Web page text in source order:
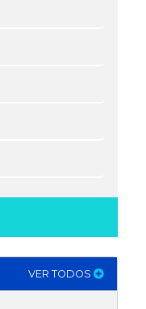
VER TODOS